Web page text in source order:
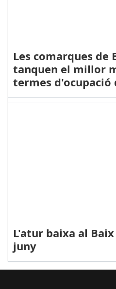
Les comarques de
tanquen el millor
termes d'ocupació
L'atur baixa al
juny